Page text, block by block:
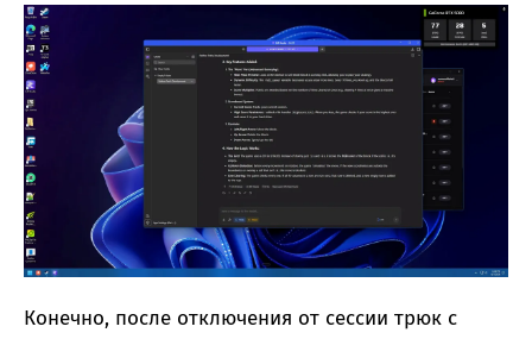
Конечно, после отключения от сессии трюк с